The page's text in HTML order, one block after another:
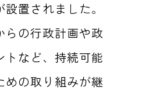
設置されました。
らの行政計画や政
トなど、持続可能
めの取り組みが継